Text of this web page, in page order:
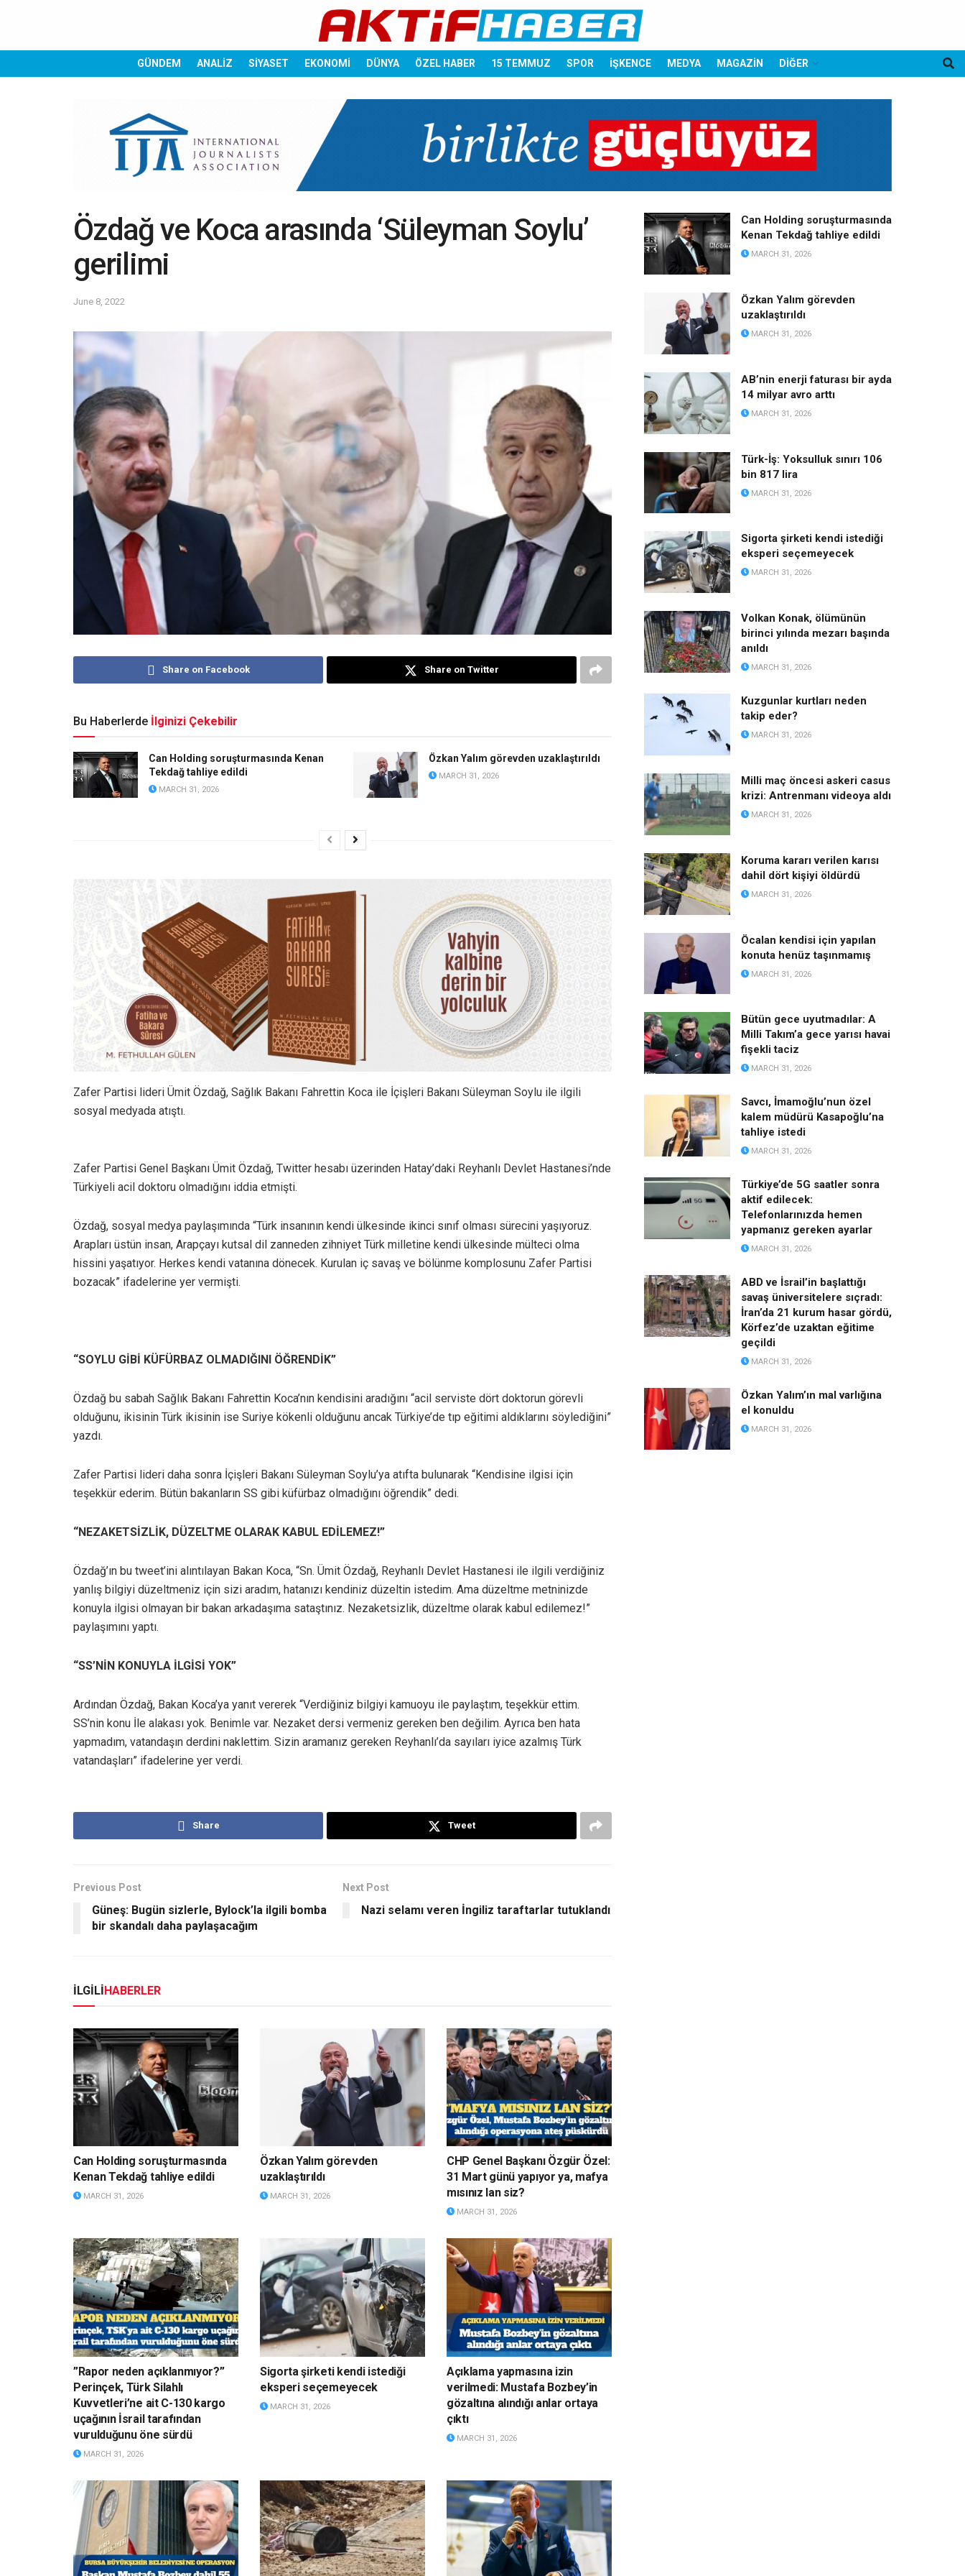
GÜNDEM ANALİZ SİYASET EKONOMİ DÜNYA ÖZEL HABER 15 TEMMUZ SPOR İŞKENCE MEDYA MAGAZİN DİĞER
Özdağ ve Koca arasında ‘Süleyman Soylu’
gerilimi
June 8, 2022
Share on Facebook Share on Twitter
Bu Haberlerde İlginizi Çekebilir
Can Holding soruşturmasında Kenan
Tekdağ tahliye edildi
MARCH 31, 2026
Özkan Yalım görevden uzaklaştırıldı
MARCH 31, 2026
Zafer Partisi lideri Ümit Özdağ, Sağlık Bakanı Fahrettin Koca ile İçişleri Bakanı Süleyman Soylu ile ilgili
sosyal medyada atıştı.
Zafer Partisi Genel Başkanı Ümit Özdağ, Twitter hesabı üzerinden Hatay’daki Reyhanlı Devlet Hastanesi’nde
Türkiyeli acil doktoru olmadığını iddia etmişti.
Özdağ, sosyal medya paylaşımında “Türk insanının kendi ülkesinde ikinci sınıf olması sürecini yaşıyoruz.
Arapları üstün insan, Arapçayı kutsal dil zanneden zihniyet Türk milletine kendi ülkesinde mülteci olma
hissini yaşatıyor. Herkes kendi vatanına dönecek. Kurulan iç savaş ve bölünme komplosunu Zafer Partisi
bozacak” ifadelerine yer vermişti.
“SOYLU GİBİ KÜFÜRBAZ OLMADIĞINI ÖĞRENDİK”
Özdağ bu sabah Sağlık Bakanı Fahrettin Koca’nın kendisini aradığını “acil serviste dört doktorun görevli
olduğunu, ikisinin Türk ikisinin ise Suriye kökenli olduğunu ancak Türkiye’de tıp eğitimi aldıklarını söylediğini”
yazdı.
Zafer Partisi lideri daha sonra İçişleri Bakanı Süleyman Soylu’ya atıfta bulunarak “Kendisine ilgisi için
teşekkür ederim. Bütün bakanların SS gibi küfürbaz olmadığını öğrendik” dedi.
“NEZAKETSİZLİK, DÜZELTME OLARAK KABUL EDİLEMEZ!”
Özdağ’ın bu tweet’ini alıntılayan Bakan Koca, “Sn. Ümit Özdağ, Reyhanlı Devlet Hastanesi ile ilgili verdiğiniz
yanlış bilgiyi düzeltmeniz için sizi aradım, hatanızı kendiniz düzeltin istedim. Ama düzeltme metninizde
konuyla ilgisi olmayan bir bakan arkadaşıma sataştınız. Nezaketsizlik, düzeltme olarak kabul edilemez!”
paylaşımını yaptı.
“SS’NİN KONUYLA İLGİSİ YOK”
Ardından Özdağ, Bakan Koca’ya yanıt vererek “Verdiğiniz bilgiyi kamuoyu ile paylaştım, teşekkür ettim.
SS’nin konu İle alakası yok. Benimle var. Nezaket dersi vermeniz gereken ben değilim. Ayrıca ben hata
yapmadım, vatandaşın derdini naklettim. Sizin aramanız gereken Reyhanlı’da sayıları iyice azalmış Türk
vatandaşları” ifadelerine yer verdi.
Share Tweet
Previous Post
Güneş: Bugün sizlerle, Bylock’la ilgili bomba
bir skandalı daha paylaşacağım
Next Post
Nazi selamı veren İngiliz taraftarlar tutuklandı
İLGİLİHABERLER
Can Holding soruşturmasında
Kenan Tekdağ tahliye edildi
MARCH 31, 2026
Özkan Yalım görevden
uzaklaştırıldı
MARCH 31, 2026
CHP Genel Başkanı Özgür Özel:
31 Mart günü yapıyor ya, mafya
mısınız lan siz?
MARCH 31, 2026
”Rapor neden açıklanmıyor?”
Perinçek, Türk Silahlı
Kuvvetleri’ne ait C-130 kargo
uçağının İsrail tarafından
vurulduğunu öne sürdü
MARCH 31, 2026
Sigorta şirketi kendi istediği
eksperi seçemeyecek
MARCH 31, 2026
Açıklama yapmasına izin
verilmedi: Mustafa Bozbey’in
gözaltına alındığı anlar ortaya
çıktı
MARCH 31, 2026
Can Holding soruşturmasında
Kenan Tekdağ tahliye edildi
MARCH 31, 2026
Özkan Yalım görevden
uzaklaştırıldı
MARCH 31, 2026
AB’nin enerji faturası bir ayda
14 milyar avro arttı
MARCH 31, 2026
Türk-İş: Yoksulluk sınırı 106
bin 817 lira
MARCH 31, 2026
Sigorta şirketi kendi istediği
eksperi seçemeyecek
MARCH 31, 2026
Volkan Konak, ölümünün
birinci yılında mezarı başında
anıldı
MARCH 31, 2026
Kuzgunlar kurtları neden
takip eder?
MARCH 31, 2026
Milli maç öncesi askeri casus
krizi: Antrenmanı videoya aldı
MARCH 31, 2026
Koruma kararı verilen karısı
dahil dört kişiyi öldürdü
MARCH 31, 2026
Öcalan kendisi için yapılan
konuta henüz taşınmamış
MARCH 31, 2026
Bütün gece uyutmadılar: A
Milli Takım’a gece yarısı havai
fişekli taciz
MARCH 31, 2026
Savcı, İmamoğlu’nun özel
kalem müdürü Kasapoğlu’na
tahliye istedi
MARCH 31, 2026
Türkiye’de 5G saatler sonra
aktif edilecek:
Telefonlarınızda hemen
yapmanız gereken ayarlar
MARCH 31, 2026
ABD ve İsrail’in başlattığı
savaş üniversitelere sıçradı:
İran’da 21 kurum hasar gördü,
Körfez’de uzaktan eğitime
geçildi
MARCH 31, 2026
Özkan Yalım’ın mal varlığına
el konuldu
MARCH 31, 2026